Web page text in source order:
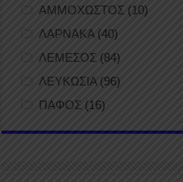
ΑΜΜΟΧΩΣΤΟΣ (10)
ΛΑΡΝΑΚΑ (40)
ΛΕΜΕΣΟΣ (84)
ΛΕΥΚΩΣΙΑ(96)
ΠΑΦΟΣ (16)